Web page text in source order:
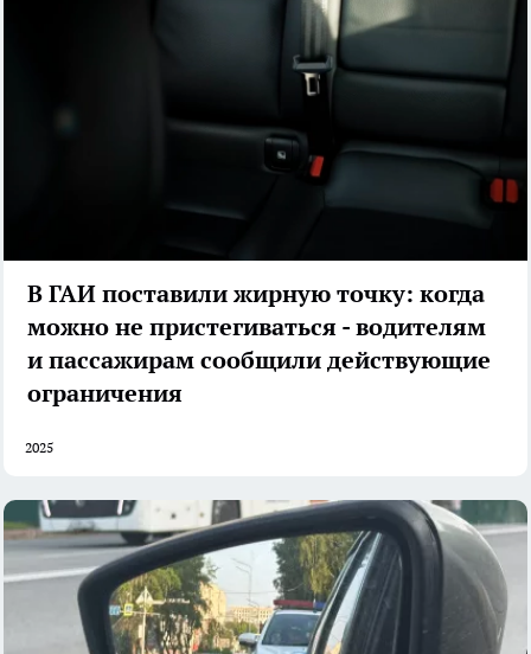
В ГАИ поставили жирную точку: когда
можно не пристегиваться - водителям
и пассажирам сообщили действующие
ограничения
2025